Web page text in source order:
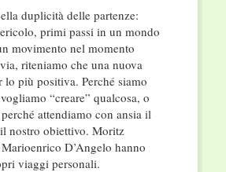
duplicità delle partenze:
primi passi in un mondo
movimento nel momento
riteniamo che una nuova
lo più positiva. Perché siamo
“creare” qualcosa, o
attendiamo con ansia il
nostro obiettivo. Moritz
D’Angelo hanno
viaggi personali.